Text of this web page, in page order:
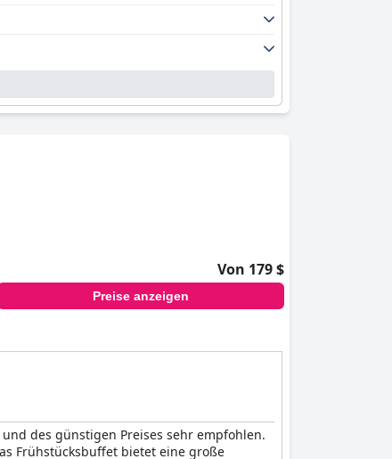
Von 179 $
Preise anzeigen
des günstigen Preises sehr empfohlen.
Frühstücksbuffet bietet eine große